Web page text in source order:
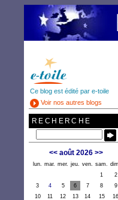
Ce blog est édité par e-toile
Voir nos autres blogs
RECHERCHE
<< août 2026 >>
lun. mar. mer. jeu. ven. sam.
dim.
1
2
3
4 5 6 7 8
9
10
11 12 13 14 15
16